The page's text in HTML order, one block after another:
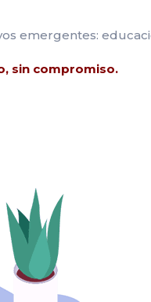
emergentes:
sin compromiso.